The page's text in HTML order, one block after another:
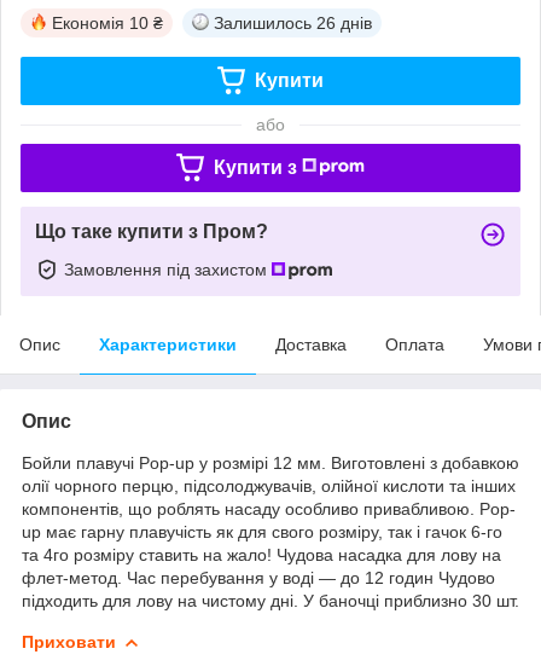
Економія 10 ₴ Залишилось 26 днів
Купити
або
Купити з
Що таке купити з Пром?
Замовлення під захистом
Опис Характеристики Доставка Оплата Умови
Опис
Бойли плавучі Pop-up у розмірі 12 мм. Виготовлені з добавкою
олії чорного перцю, підсолоджувачів, олійної кислоти та інших
компонентів, що роблять насаду особливо привабливою. Pop-
up має гарну плавучість як для свого розміру, так і гачок 6-го
та 4го розміру ставить на жало! Чудова насадка для лову на
флет-метод. Час перебування у воді — до 12 годин Чудово
підходить для лову на чистому дні. У баночці приблизно 30 шт.
Приховати